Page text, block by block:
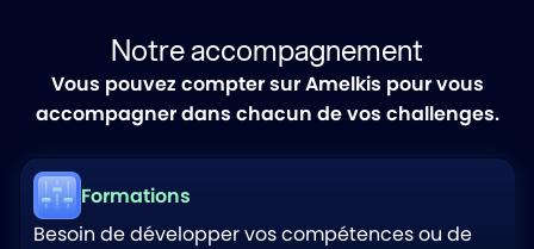
Notre accompagnement
Vous pouvez compter sur Amelkis pour vous
accompagner dans chacun de vos challenges.
Formations
Besoin de développer vos compétences ou de